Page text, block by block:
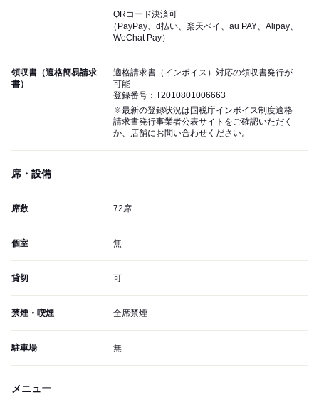
QRコード決済可
（PayPay、d払い、楽天ペイ、au PAY、Alipay、
WeChat Pay）
領収書（適格簡易請求
書）
適格請求書（インボイス）対応の領収書発行が
可能
登録番号：T2010801006663
※最新の登録状況は国税庁インボイス制度適格
請求書発行事業者公表サイトをご確認いただく
か、店舗にお問い合わせください。
席・設備
席数 72席
個室 無
貸切 可
禁煙・喫煙 全席禁煙
駐車場 無
メニュー